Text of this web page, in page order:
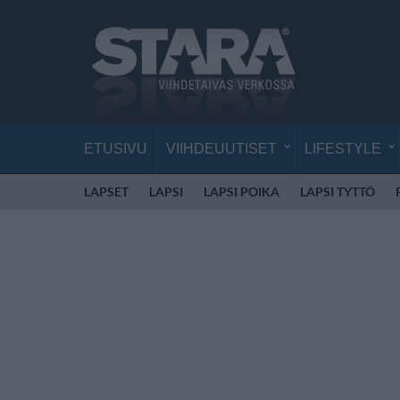
ETUSIVU VIIHDEUUTISET LIFESTYLE
LAPSET LAPSI LAPSI POIKA LAPSI TYTTÖ